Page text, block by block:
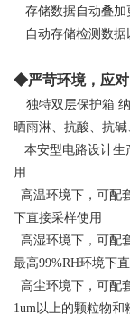
存储数据自动叠
自动存储检测数据
◆严苛环境，应对
独特双层保护箱
晒雨淋、抗酸、抗碱
本安型电路设计生
用
高温环境下，可配
下直接采样使用
高湿环境下，可配
最高99%RH环境下
高尘环境下，可配
1um以上的颗粒物和